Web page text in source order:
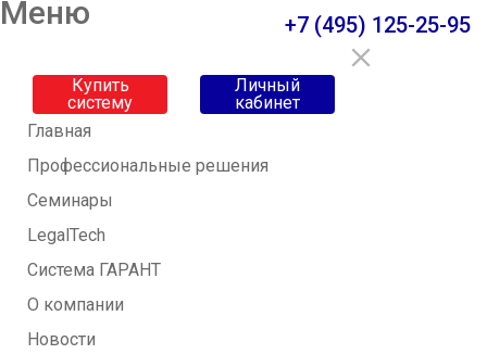
Меню
Купить
систему
Личный
кабинет
Главная
Профессиональные решения
Семинары
LegalTech
Система ГАРАНТ
О компании
Новости
+7 (495) 125-25-95